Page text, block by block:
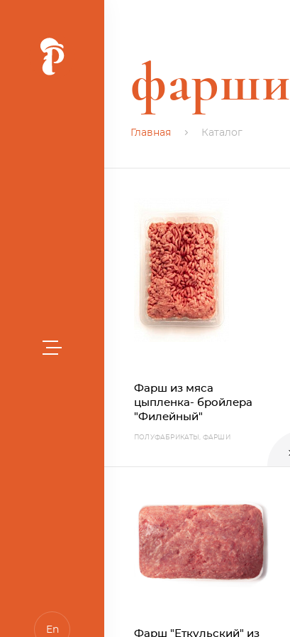
En
фарши
Главная Каталог
Фарш из мяса
цыпленка- бройлера
"Филейный"
ПОЛУФАБРИКАТЫ, ФАРШИ
Фарш "Еткульский" из